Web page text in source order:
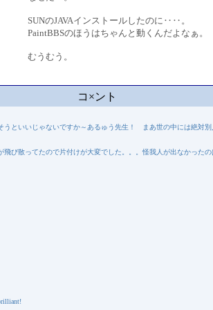
SUNのJAVAインストールしたのに‥‥。
PaintBBSのほうはちゃんと動くんだよなぁ。
むうむう。
コ×ント
といいじゃないですか～あるゅう先生！ まあ世の中には絶対
飛び散ってたので片付けが大変でした。。。怪我人が出なかった